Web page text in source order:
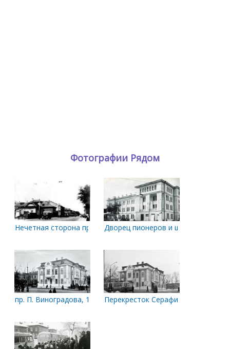
Фотографии Рядом
Нечетная сторона пр. П.Виноградова. между ул.
Дворец пионеров и школьников
пр. П. Виноградова, 14 Перекресток Серафимовича -